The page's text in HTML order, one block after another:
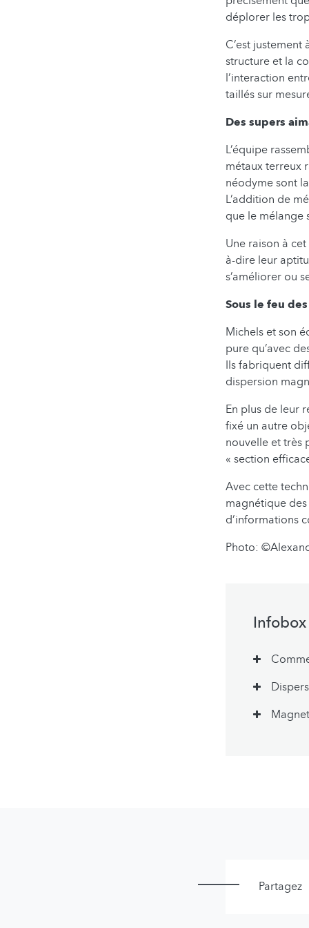
déplorer les
C’est
structure et la
l’interaction
taillés sur
Des supers
L’équipe
métaux terreux
néodyme sont
L’addition de
que le mélange
Une raison à
à-dire leur
s’améliorer ou
Sous le feu
Michels et son
pure qu’avec
Ils fabriquent
dispersion
En plus de leur
fixé un autre
nouvelle et très
« section
Avec cette
magnétique
d’informations
Photo:
Infobox
Partagez